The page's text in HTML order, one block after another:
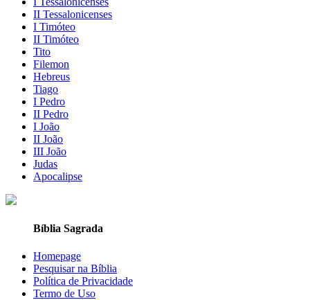
II Tessalonicenses
I Timóteo
II Timóteo
Tito
Filemon
Hebreus
Tiago
I Pedro
II Pedro
I João
II João
III João
Judas
Apocalipse
Bíblia Sagrada
Homepage
Pesquisar na Bíblia
Política de Privacidade
Termo de Uso